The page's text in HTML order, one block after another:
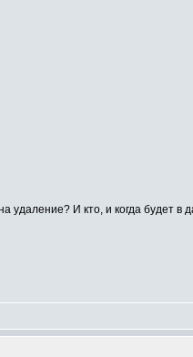
удаление? И кто, и когда будет в